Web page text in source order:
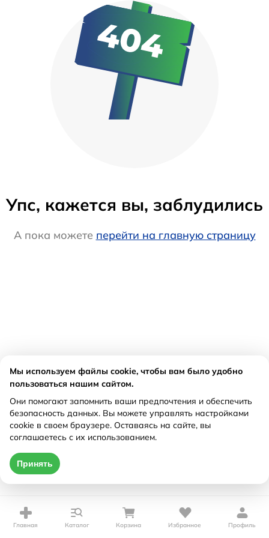
Упс, кажется вы, заблудились
А пока можете перейти на главную страницу
Главная Каталог Корзина Избранное Профиль
Мы используем файлы cookie, чтобы вам было удобно
пользоваться нашим сайтом.
Они помогают запомнить ваши предпочтения и обеспечить
безопасность данных. Вы можете управлять настройками
cookie в своем браузере. Оставаясь на сайте, вы
соглашаетесь с их использованием.
Принять